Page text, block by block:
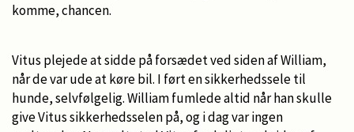
komme, chancen.
Vitus plejede at sidde på forsædet ved siden af William,
når de var ude at køre bil. I ført en sikkerhedssele til
hunde, selvfølgelig. William fumlede altid når han skulle
give Vitus sikkerhedsselen på, og i dag var ingen